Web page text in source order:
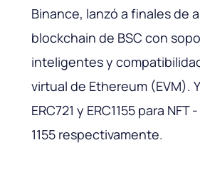
Binance, lanzó a finales de
blockchain de BSC con
inteligentes y
virtual de Ethereum (EVM).
ERC721 y ERC1155 para NFT
1155 respectivamente.